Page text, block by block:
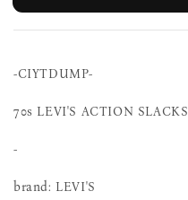
-CIYTDUMP-
70s LEVI'S ACTION SLACKS
-
brand: LEVI'S